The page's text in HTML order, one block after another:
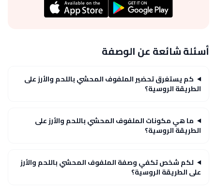
أسئلة شائعة عن الوصفة
كم يستغرق تحضير الملفوف المحشي باللحم والأرز على
الطريقة الروسية؟
ما هي مكونات الملفوف المحشي باللحم والأرز على
الطريقة الروسية؟
لكم شخص تكفي وصفة الملفوف المحشي باللحم والأرز
على الطريقة الروسية؟